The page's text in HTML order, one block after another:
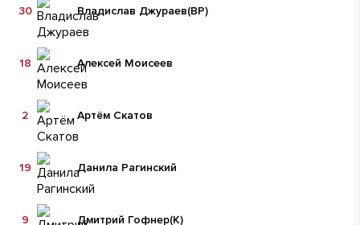
Владислав Джураев(ВР)
30
Алексей Моисеев
18
Артём Скатов
2
Данила Рагинский
19
Дмитрий Гофнер(К)
9